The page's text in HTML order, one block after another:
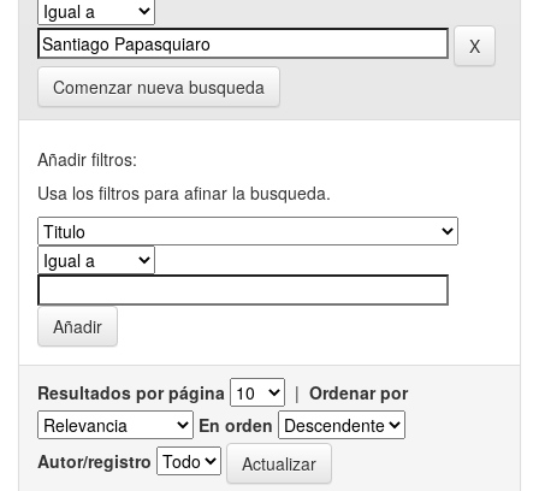
Comenzar nueva busqueda
Añadir filtros:
Usa los filtros para afinar la busqueda.
Resultados por página | Ordenar por
En orden
Autor/registro